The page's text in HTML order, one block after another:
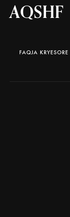
AQSHF
FAQJA KRYESORE